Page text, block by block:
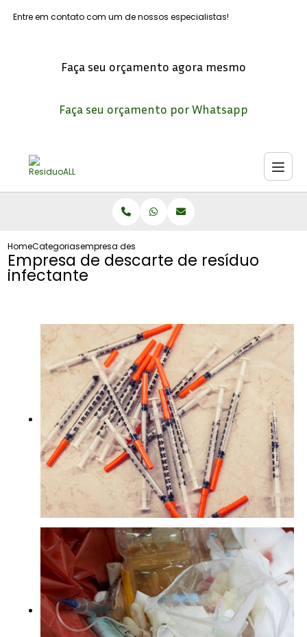
Entre em contato com um de nossos especialistas!
Faça seu orçamento agora mesmo
Faça seu orçamento por Whatsapp
HomeCategoriasempresa descarte residuo infectante
Empresa de descarte de resíduo
infectante